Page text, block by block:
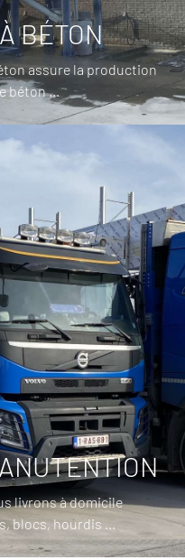
BÉTON
assure la production
béton ...
livrons à domicile
blocs, hourdis ...